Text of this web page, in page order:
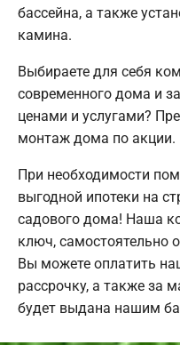
бассейна, а также
камина.
Выбираете для себя
современного дома и
ценами и услугами?
монтаж дома по акции.
При необходимости
выгодной ипотеки на
садового дома! Наша
ключ, самостоятельно
Вы можете оплатить
рассрочку, а также за
будет выдана нашим